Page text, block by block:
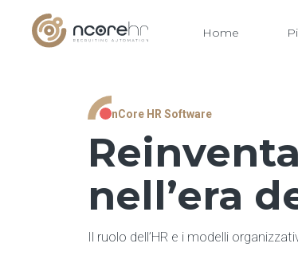
Home
nCore HR Software
nell’era
Il ruolo dell’HR e i modelli